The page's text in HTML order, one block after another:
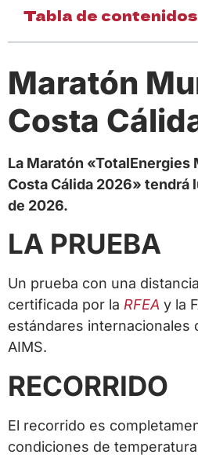
Tabla de contenidos
Maratón
Costa
La Maratón «TotalEnergies
Costa Cálida 2026» tendrá
de 2026.
LA PRUEBA
Un prueba con una
certificada por la RFEA y la
estándares internacionales
AIMS.
RECORRIDO
El recorrido es
condiciones de